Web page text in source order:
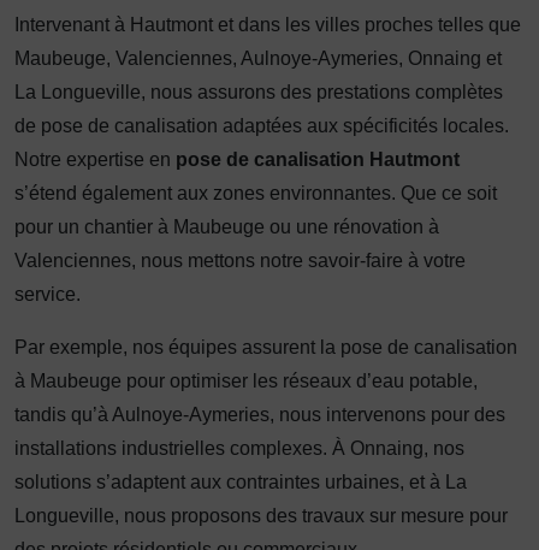
Intervenant à Hautmont et dans les villes proches telles que
Maubeuge, Valenciennes, Aulnoye-Aymeries, Onnaing et
La Longueville, nous assurons des prestations complètes
de pose de canalisation adaptées aux spécificités locales.
Notre expertise en pose de canalisation Hautmont
s’étend également aux zones environnantes. Que ce soit
pour un chantier à Maubeuge ou une rénovation à
Valenciennes, nous mettons notre savoir-faire à votre
service.
Par exemple, nos équipes assurent la pose de canalisation
à Maubeuge pour optimiser les réseaux d’eau potable,
tandis qu’à Aulnoye-Aymeries, nous intervenons pour des
installations industrielles complexes. À Onnaing, nos
solutions s’adaptent aux contraintes urbaines, et à La
Longueville, nous proposons des travaux sur mesure pour